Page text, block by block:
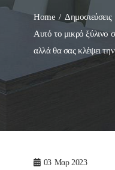
Home
Δημοσιεύσεις
Αυτό το μικρό ξύλινο
αλλά θα σας κλέψει
03 Μαρ 2023